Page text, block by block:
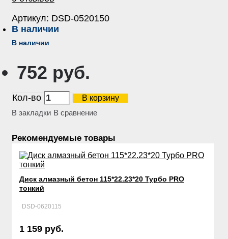
Артикул: DSD-0520150
В наличии
В наличии
752 руб.
Кол-во
В корзину
В закладки В сравнение
Рекомендуемые товары
Диск алмазный бетон 115*22.23*20 Турбо PRO
тонкий
DSD-0620115
1 159 руб.